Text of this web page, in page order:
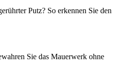
Putz? So erkennen Sie den
Sie das Mauerwerk ohne